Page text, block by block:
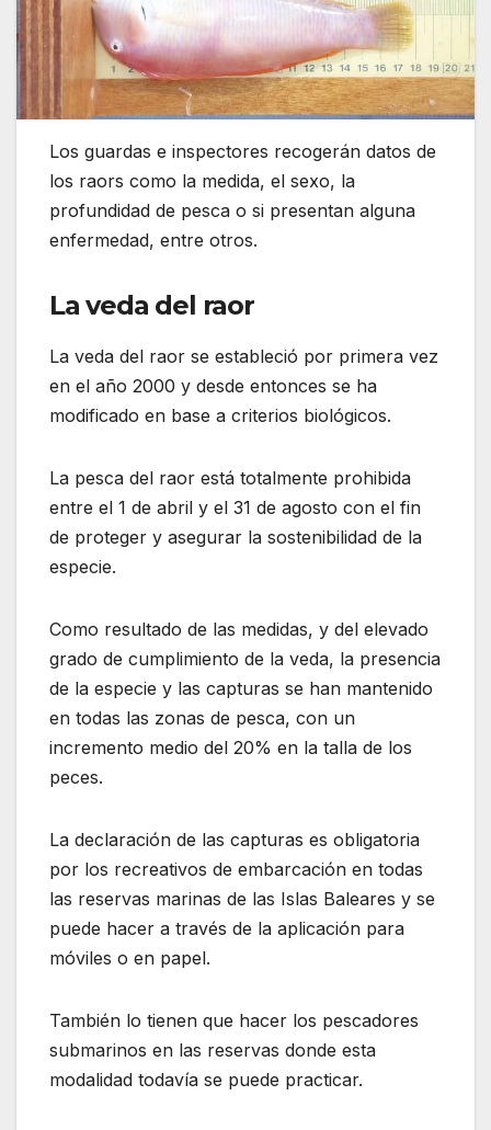
Los guardas e inspectores recogerán datos de
los raors como la medida, el sexo, la
profundidad de pesca o si presentan alguna
enfermedad, entre otros.
La veda del raor
La veda del raor se estableció por primera vez
en el año 2000 y desde entonces se ha
modificado en base a criterios biológicos.
La pesca del raor está totalmente prohibida
entre el 1 de abril y el 31 de agosto con el fin
de proteger y asegurar la sostenibilidad de la
especie.
Como resultado de las medidas, y del elevado
grado de cumplimiento de la veda, la presencia
de la especie y las capturas se han mantenido
en todas las zonas de pesca, con un
incremento medio del 20% en la talla de los
peces.
La declaración de las capturas es obligatoria
por los recreativos de embarcación en todas
las reservas marinas de las Islas Baleares y se
puede hacer a través de la aplicación para
móviles o en papel.
También lo tienen que hacer los pescadores
submarinos en las reservas donde esta
modalidad todavía se puede practicar.